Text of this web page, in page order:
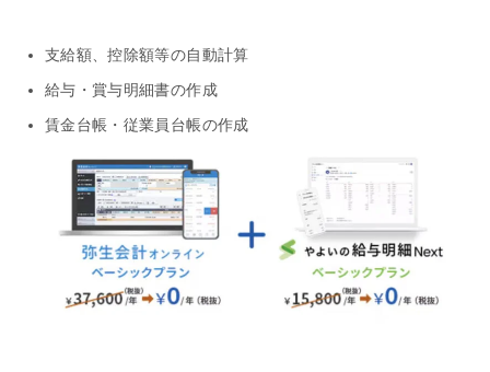
支給額、控除額等の自動計算
給与・賞与明細書の作成
賃金台帳・従業員台帳の作成